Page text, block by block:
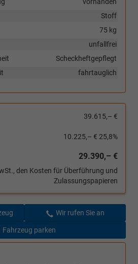
vorhanden
Stoff
75 kg
unfallfrei
Scheckheftgepflegt
fahrtauglich
39.615,– €
10.225,– € 25,8%
29.390,– €
den Kosten für Überführung und
Zulassungspapieren
Wir rufen Sie an
Fahrzeug parken